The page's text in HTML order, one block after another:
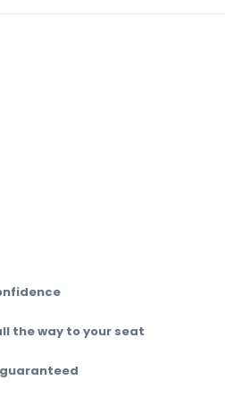
the way to your seat
guaranteed